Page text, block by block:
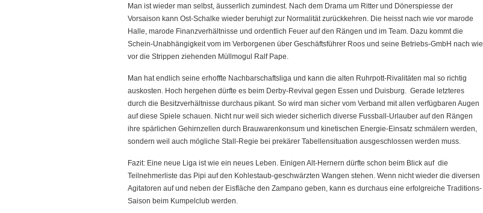
Man ist wieder man selbst, äusserlich zumindest. Nach dem Drama um Ritter und Dönerspiesse der
Vorsaison kann Ost-Schalke wieder beruhigt zur Normalität zurückkehren. Die heisst nach wie vor marode
Halle, marode Finanzverhältnisse und ordentlich Feuer auf den Rängen und im Team. Dazu kommt die
Schein-Unabhängigkeit vom im Verborgenen über Geschäftsführer Roos und seine Betriebs-GmbH nach wie
vor die Strippen ziehenden Müllmogul Ralf Pape.
Man hat endlich seine erhoffte Nachbarschaftsliga und kann die alten Ruhrpott-Rivalitäten mal so richtig
auskosten. Hoch hergehen dürfte es beim Derby-Revival gegen Essen und Duisburg. Gerade letzteres
durch die Besitzverhältnisse durchaus pikant. So wird man sicher vom Verband mit allen verfügbaren Augen
auf diese Spiele schauen. Nicht nur weil sich wieder sicherlich diverse Fussball-Urlauber auf den Rängen
ihre spärlichen Gehirnzellen durch Brauwarenkonsum und kinetischen Energie-Einsatz schmälern werden,
sondern weil auch mögliche Stall-Regie bei prekärer Tabellensituation ausgeschlossen werden muss.
Fazit: Eine neue Liga ist wie ein neues Leben. Einigen Alt-Hernern dürfte schon beim Blick auf die
Teilnehmerliste das Pipi auf den Kohlestaub-geschwärzten Wangen stehen. Wenn nicht wieder die diversen
Agitatoren auf und neben der Eisfläche den Zampano geben, kann es durchaus eine erfolgreiche Traditions-
Saison beim Kumpelclub werden.